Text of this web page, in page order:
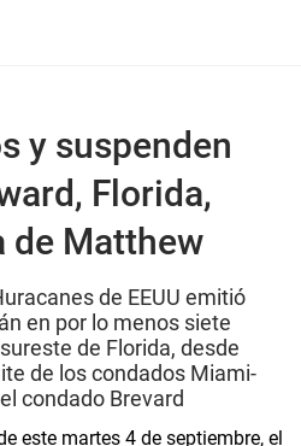
y suspenden
Florida,
de Matthew
de EEUU emitió
en por lo menos siete
de Florida, desde
de los condados Miami-
condado Brevard